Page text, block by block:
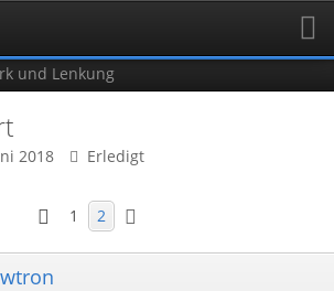
und Lenkung
2018 Erledigt
1 2